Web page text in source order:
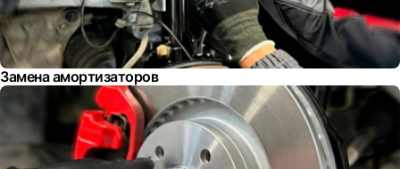
Замена амортизаторов